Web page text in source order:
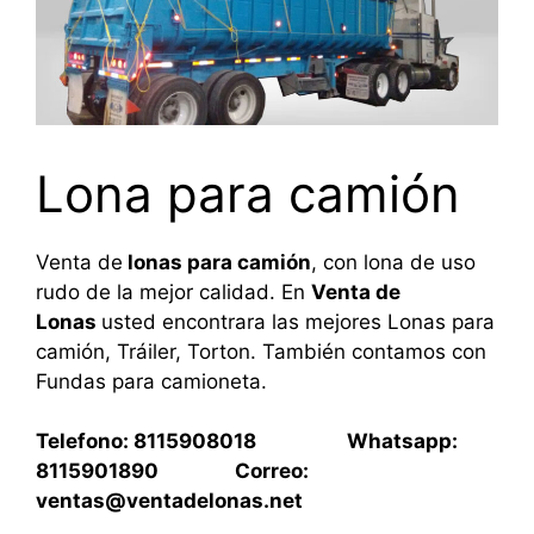
Lona para camión
Venta de lonas para camión, con lona de uso
rudo de la mejor calidad. En Venta de
Lonas usted encontrara las mejores Lonas para
camión, Tráiler, Torton. También contamos con
Fundas para camioneta.
Telefono: 8115908018 Whatsapp:
8115901890 Correo:
ventas@ventadelonas.net